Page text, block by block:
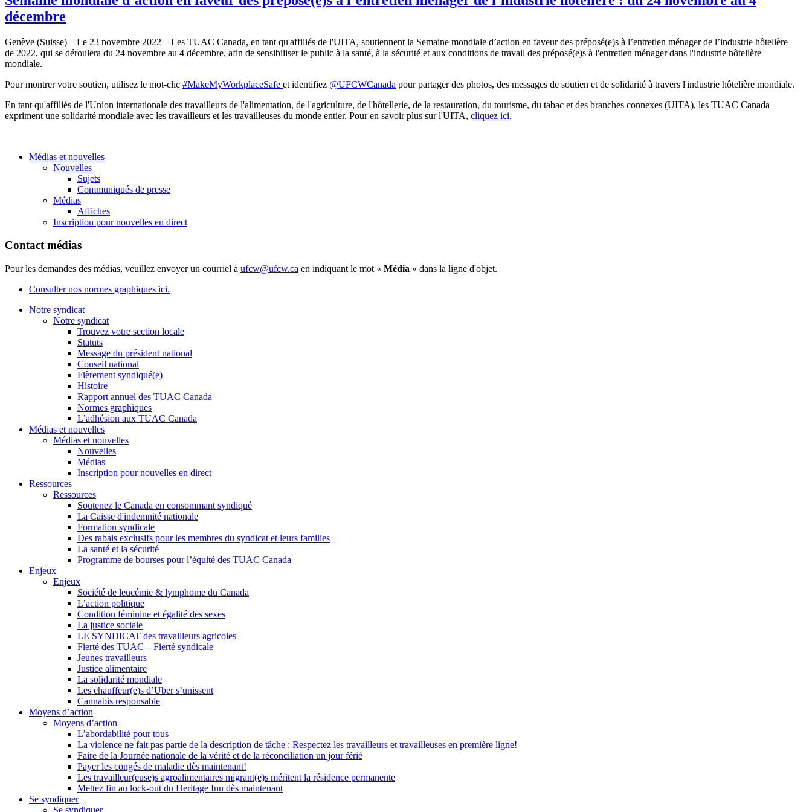
décembre
Genève (Suisse) – Le 23 novembre 2022 – Les TUAC Canada, en tant qu'affiliés de l'UITA, soutiennent la Semaine mondiale d’action en faveur des préposé(e)s à l’entretien ménager de l’industrie hôtelière
de 2022, qui se déroulera du 24 novembre au 4 décembre, afin de sensibiliser le public à la santé, à la sécurité et aux conditions de travail des préposé(e)s à l'entretien ménager dans l'industrie hôtelière
mondiale.
Pour montrer votre soutien, utilisez le mot-clic #MakeMyWorkplaceSafe et identifiez @UFCWCanada pour partager des photos, des messages de soutien et de solidarité à travers l'industrie hôtelière mondiale.
En tant qu'affiliés de l'Union internationale des travailleurs de l'alimentation, de l'agriculture, de l'hôtellerie, de la restauration, du tourisme, du tabac et des branches connexes (UITA), les TUAC Canada
expriment une solidarité mondiale avec les travailleurs et les travailleuses du monde entier. Pour en savoir plus sur l'UITA, cliquez ici.
Médias et nouvelles
Nouvelles
Sujets
Communiqués de presse
Médias
Affiches
Inscription pour nouvelles en direct
Contact médias
Pour les demandes des médias, veuillez envoyer un courriel à ufcw@ufcw.ca en indiquant le mot « Média » dans la ligne d'objet.
Consulter nos normes graphiques ici.
Notre syndicat
Notre syndicat
Trouvez votre section locale
Statuts
Message du président national
Conseil national
Fièrement syndiqué(e)
Histoire
Rapport annuel des TUAC Canada
Normes graphiques
L’adhésion aux TUAC Canada
Médias et nouvelles
Médias et nouvelles
Nouvelles
Médias
Inscription pour nouvelles en direct
Ressources
Ressources
Soutenez le Canada en consommant syndiqué
La Caisse d'indemnité nationale
Formation syndicale
Des rabais exclusifs pour les membres du syndicat et leurs families
La santé et la sécurité
Programme de bourses pour l’équité des TUAC Canada
Enjeux
Enjeux
Société de leucémie & lymphome du Canada
L’action politique
Condition féminine et égalité des sexes
La justice sociale
LE SYNDICAT des travailleurs agricoles
Fierté des TUAC – Fierté syndicale
Jeunes travailleurs
Justice alimentaire
La solidarité mondiale
Les chauffeur(e)s d’Uber s’unissent
Cannabis responsable
Moyens d’action
Moyens d’action
L’abordabilité pour tous
La violence ne fait pas partie de la description de tâche : Respectez les travailleurs et travailleuses en première ligne!
Faire de la Journée nationale de la vérité et de la réconciliation un jour férié
Payer les congés de maladie dès maintenant!
Les travailleur(euse)s agroalimentaires migrant(e)s méritent la résidence permanente
Mettez fin au lock-out du Heritage Inn dès maintenant
Se syndiquer